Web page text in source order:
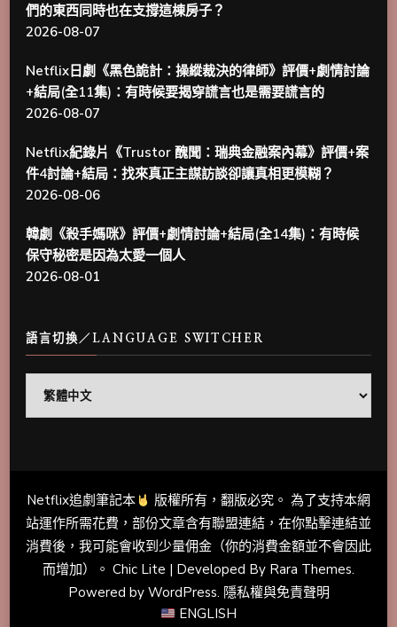
們的東西同時也在支撐這棟房子？
2026-08-07
Netflix日劇《黑色詭計：操縱裁決的律師》評價+劇情討論
+結局(全11集)：有時候要揭穿謊言也是需要謊言的
2026-08-07
Netflix紀錄片《Trustor 醜聞：瑞典金融案內幕》評價+案
件4討論+結局：找來真正主謀訪談卻讓真相更模糊？
2026-08-06
韓劇《殺手媽咪》評價+劇情討論+結局(全14集)：有時候
保守秘密是因為太愛一個人
2026-08-01
語言切換／LANGUAGE SWITCHER
Language
Switcher
Netflix追劇筆記本
版權所有，翻版必究。 為了支持本網
站運作所需花費，部份文章含有聯盟連結，在你點擊連結並
消費後，我可能會收到少量佣金（你的消費金額並不會因此
而增加）。 Chic Lite | Developed By Rara Themes.
Powered by WordPress. 隱私權與免責聲明
ENGLISH